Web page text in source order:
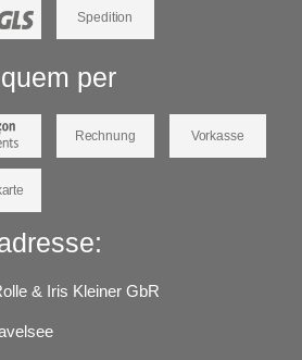
Spedition
per
Rechnung Vorkasse
& Iris Kleiner GbR